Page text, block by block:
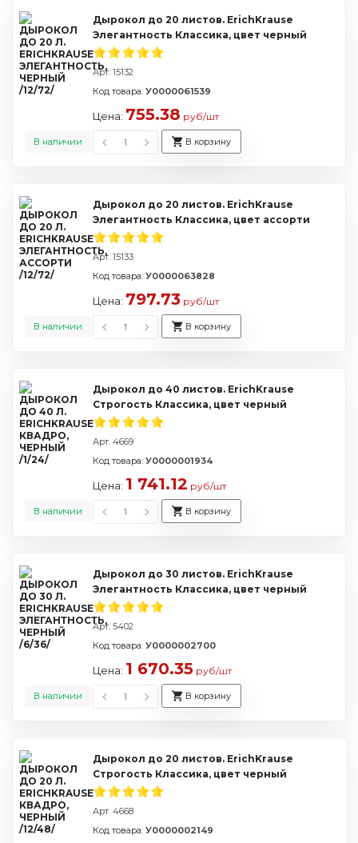
Дырокол до 20 листов. ErichKrause
Элегантность Классика, цвет черный
Арт. 15132
В наличии
Код товара: У0000061539
Цена: 755.38 руб/шт
В корзину
Дырокол до 20 листов. ErichKrause
Элегантность Классика, цвет ассорти
Арт. 15133
В наличии
Код товара: У0000063828
Цена: 797.73 руб/шт
В корзину
Дырокол до 40 листов. ErichKrause
Строгость Классика, цвет черный
Арт. 4669
В наличии
Код товара: У0000001934
Цена: 1 741.12 руб/шт
В корзину
Дырокол до 30 листов. ErichKrause
Элегантность Классика, цвет черный
Арт. 5402
В наличии
Код товара: У0000002700
Цена: 1 670.35 руб/шт
В корзину
Дырокол до 20 листов. ErichKrause
Строгость Классика, цвет черный
Арт. 4668
Код товара: У0000002149